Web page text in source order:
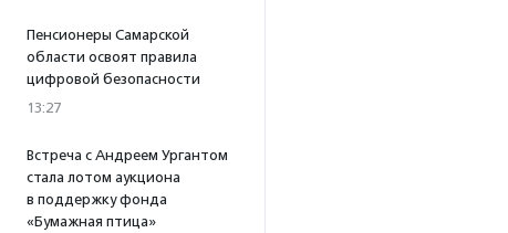
Пенсионеры Самарской
области освоят правила
цифровой безопасности
13:27
Встреча с Андреем Ургантом
стала лотом аукциона
в поддержку фонда
«Бумажная птица»